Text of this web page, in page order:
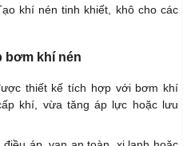
khí nén tinh khiết, khô cho các
bơm khí nén
thiết kế tích hợp với bơm khí
khí, vừa tăng áp lực hoặc lưu